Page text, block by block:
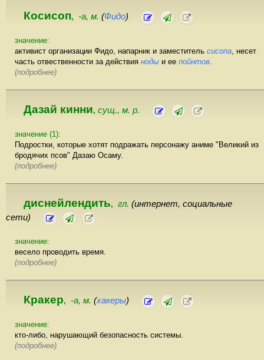
Косисоп, -а, м. (Фидо)
значение:
активист организации Фидо, напарник и заместитель сисопа, несет
часть отвественности за действия ноды и ее пойнтов.
(подробнее)
Дазай кинни, сущ., м. р.
значение (1):
Подростки, которые хотят подражать персонажу аниме "Великий из
бродячих псов" Дазаю Осаму.
(подробнее)
диснейлендить, гл. (интернет, социальные
сети)
значение:
весело проводить время.
(подробнее)
Кракер, -а, м. (хакеры)
значение:
кто-либо, нарушающий безопасность системы.
(подробнее)